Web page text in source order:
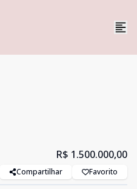
R$ 1.500.000,00
Compartilhar Favorito